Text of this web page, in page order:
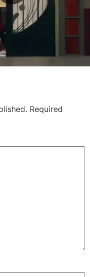
Required